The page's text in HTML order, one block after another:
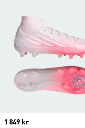
Price
1 849 kr